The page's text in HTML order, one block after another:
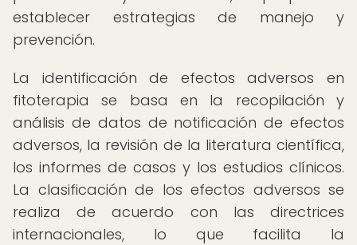
establecer estrategias de manejo y
prevención.
La identificación de efectos adversos en
fitoterapia se basa en la recopilación y
análisis de datos de notificación de efectos
adversos, la revisión de la literatura científica,
los informes de casos y los estudios clínicos.
La clasificación de los efectos adversos se
realiza de acuerdo con las directrices
internacionales, lo que facilita la